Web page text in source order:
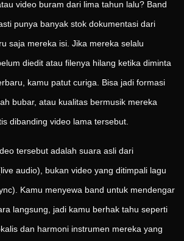
video buram dari lima tahun lalu? Band
punya banyak stok dokumentasi dari
saja mereka isi. Jika mereka selalu
diedit atau filenya hilang ketika diminta
kamu patut curiga. Bisa jadi formasi
bubar, atau kualitas bermusik mereka
dibanding video lama tersebut.
tersebut adalah suara asli dari
audio), bukan video yang ditimpali lagu
Kamu menyewa band untuk mendengar
langsung, jadi kamu berhak tahu seperti
dan harmoni instrumen mereka yang